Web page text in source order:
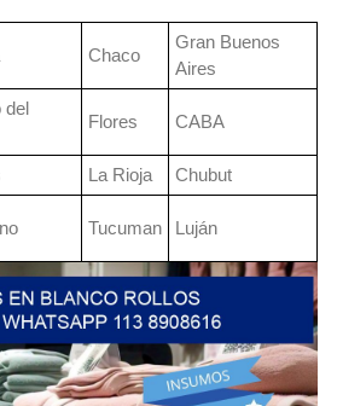
Chaco
Gran Buenos
Aires
del
Flores CABA
La Rioja
Chubut
Tucuman Luján